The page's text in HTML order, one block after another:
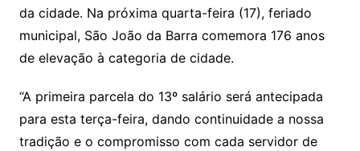
da cidade. Na próxima quarta-feira (17), feriado
municipal, São João da Barra comemora 176 anos
de elevação à categoria de cidade.
“A primeira parcela do 13º salário será antecipada
para esta terça-feira, dando continuidade a nossa
tradição e o compromisso com cada servidor de